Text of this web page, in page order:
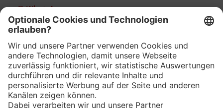
WhatsApp
App